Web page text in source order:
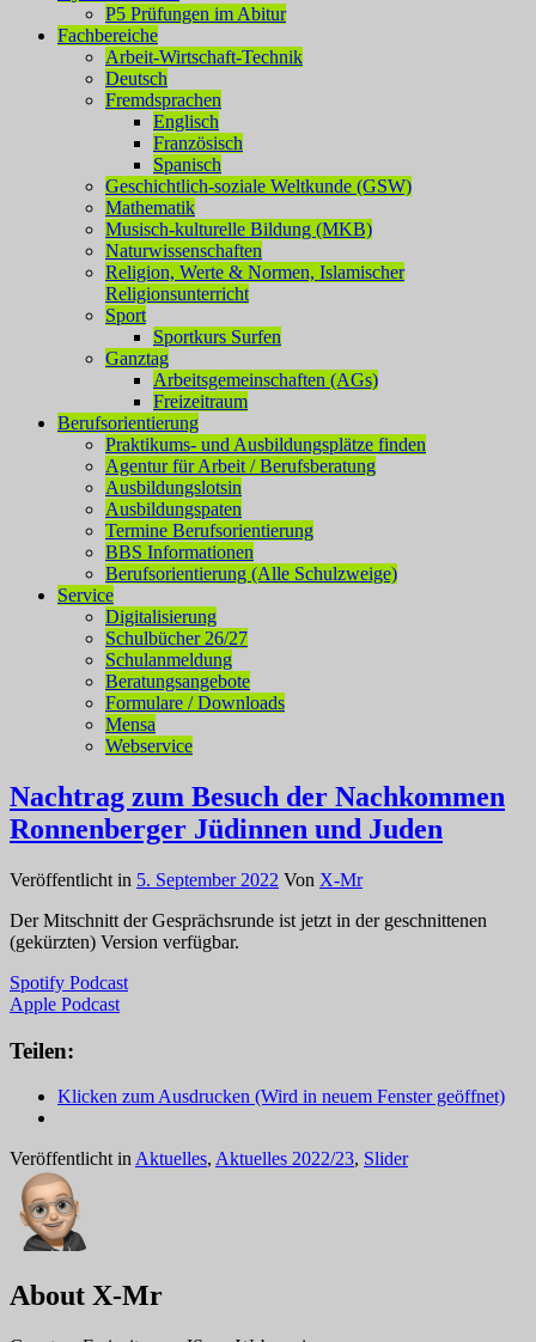
P5 Prüfungen im Abitur
Fachbereiche
Arbeit-Wirtschaft-Technik
Deutsch
Fremdsprachen
Englisch
Französisch
Spanisch
Geschichtlich-soziale Weltkunde (GSW)
Mathematik
Musisch-kulturelle Bildung (MKB)
Naturwissenschaften
Religion, Werte & Normen, Islamischer
Religionsunterricht
Sport
Sportkurs Surfen
Ganztag
Arbeitsgemeinschaften (AGs)
Freizeitraum
Berufsorientierung
Praktikums- und Ausbildungsplätze finden
Agentur für Arbeit / Berufsberatung
Ausbildungslotsin
Ausbildungspaten
Termine Berufsorientierung
BBS Informationen
Berufsorientierung (Alle Schulzweige)
Service
Digitalisierung
Schulbücher 26/27
Schulanmeldung
Beratungsangebote
Formulare / Downloads
Mensa
Webservice
Nachtrag zum Besuch der Nachkommen
Ronnenberger Jüdinnen und Juden
Veröffentlicht in 5. September 2022 Von X-Mr
Der Mitschnitt der Gesprächsrunde ist jetzt in der geschnittenen
(gekürzten) Version verfügbar.
Spotify Podcast
Apple Podcast
Teilen:
Klicken zum Ausdrucken (Wird in neuem Fenster geöffnet)
Veröffentlicht in Aktuelles, Aktuelles 2022/23, Slider
About X-Mr